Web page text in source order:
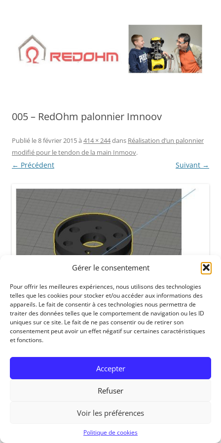
Gérer le consentement
Pour offrir les meilleures expériences, nous utilisons des technologies
telles que les cookies pour stocker et/ou accéder aux informations des
appareils. Le fait de consentir à ces technologies nous permettra de
traiter des données telles que le comportement de navigation ou les ID
uniques sur ce site. Le fait de ne pas consentir ou de retirer son
consentement peut avoir un effet négatif sur certaines caractéristiques
et fonctions.
Accepter
Refuser
Voir les préférences
Politique de cookies
005 – RedOhm palonnier Imnoov
Publié le8 février 2015à 414 × 244dans Réalisation d’un palonnier
modifié pour le tendon de la main Inmoov.
← Précédent Suivant →